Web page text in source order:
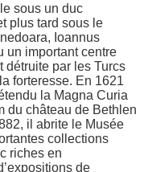
sous un duc
plus tard sous le
Ioannus
un important centre
détruite par les Turcs
forteresse. En 1621
la Magna Curia
du château de Bethlen
il abrite le Musée
collections
riches en
de